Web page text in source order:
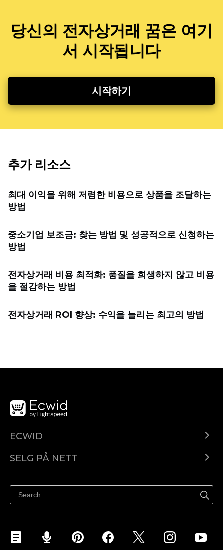
당신의 전자상거래 꿈은 여기
서 시작됩니다
시작하기
추가 리소스
최대 이익을 위해 저렴한 비용으로 상품을 조달하는
방법
중소기업 보조금: 찾는 방법 및 성공적으로 신청하는
방법
전자상거래 비용 최적화: 품질을 희생하지 않고 비용
을 절감하는 방법
전자상거래 ROI 향상: 수익을 늘리는 최고의 방법
ECWID
Pris
SELG PÅ NETT
Selg på Facebook
Selg på Instagram